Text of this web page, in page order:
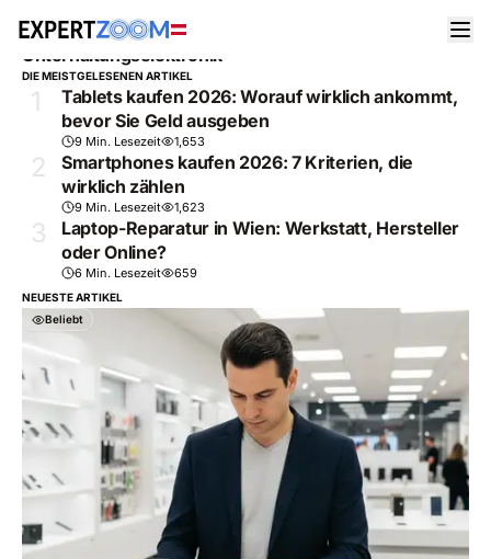
MAGAZINE /UNTERHALTUNGSELEKTRONIK
Unterhaltungselektronik
DIE MEISTGELESENEN ARTIKEL
1
Tablets kaufen 2026: Worauf wirklich ankommt,
bevor Sie Geld ausgeben
9 Min. Lesezeit 1,653
2
Smartphones kaufen 2026: 7 Kriterien, die
wirklich zählen
9 Min. Lesezeit 1,623
3
Laptop-Reparatur in Wien: Werkstatt, Hersteller
oder Online?
6 Min. Lesezeit 659
NEUESTE ARTIKEL
Beliebt